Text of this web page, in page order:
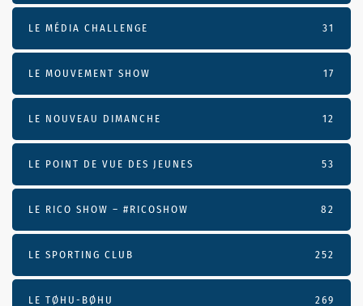
LE MÉDIA CHALLENGE 31
LE MOUVEMENT SHOW 17
LE NOUVEAU DIMANCHE 12
LE POINT DE VUE DES JEUNES 53
LE RICO SHOW – #RICOSHOW 82
LE SPORTING CLUB 252
LE TØHU-BØHU 269